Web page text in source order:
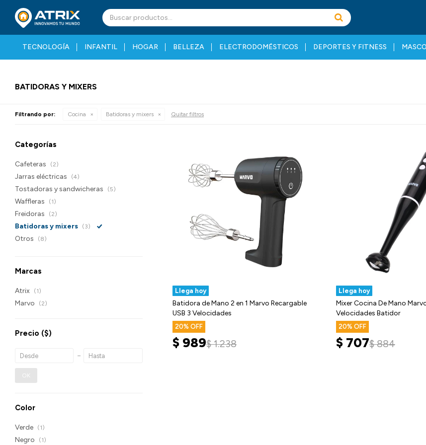
TECNOLOGÍA INFANTIL HOGAR BELLEZA ELECTRODOMÉSTICOS DEPORTES Y FITNESS
BATIDORAS Y MIXERS
Filtrando por: Cocina Batidoras y mixers Quitar filtros
Llega hoy
Batidora de Mano 2 en 1 Marvo Recargable
USB 3 Velocidades
20
$ 989$ 1.238
Llega hoy
Mixer Cocina De Mano
Velocidades Batidor
20
$ 707$ 884
Categorías
Cafeteras (2)
Jarras eléctricas (4)
Tostadoras y sandwicheras (5)
Waffleras (1)
Freidoras (2)
Batidoras y mixers (3)
Otros (8)
Marcas
Atrix (1)
Marvo (2)
Precio ($)
OK
Color
Verde (1)
Negro (1)